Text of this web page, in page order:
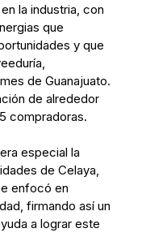
la industria, con
que
y que
de Guanajuato.
de alrededor
compradoras.
especial la
de Celaya,
enfocó en
firmando así un
a lograr este